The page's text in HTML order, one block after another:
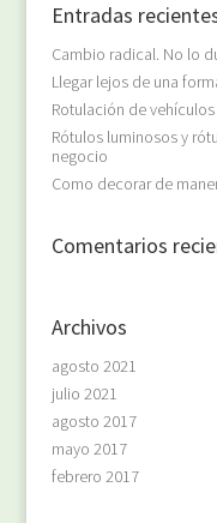
Entradas
Cambio radical. No lo
Llegar lejos de una
Rotulación de
Rótulos luminosos y
negocio
Como decorar de
Comentarios
Archivos
agosto 2021
julio 2021
agosto 2017
mayo 2017
febrero 2017